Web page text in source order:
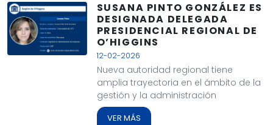
SUSANA PINTO GONZÁLEZ ES
DESIGNADA DELEGADA
PRESIDENCIAL REGIONAL DE
O’HIGGINS
12-02-2026
Nueva autoridad regional tiene
amplia trayectoria en el ámbito de la
gestión y la administración
VER MÁS